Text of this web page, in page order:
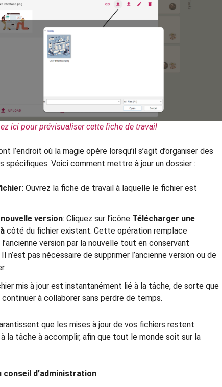
ici pour prévisualiser cette fiche de travail
l’endroit où la magie opère lorsqu’il s’agit d’organiser des
spécifiques. Voici comment mettre à jour un dossier :
: Ouvrez la fiche de travail à laquelle le fichier est
version: Cliquez sur l’icône Télécharger une
côté du fichier existant. Cette opération remplace
version par la nouvelle tout en conservant
n’est pas nécessaire de supprimer l’ancienne version ou de
mis à jour est instantanément lié à la tâche, de sorte que
à collaborer sans perdre de temps.
que les mises à jour de vos fichiers restent
la tâche à accomplir, afin que tout le monde soit sur la
conseil d’administration